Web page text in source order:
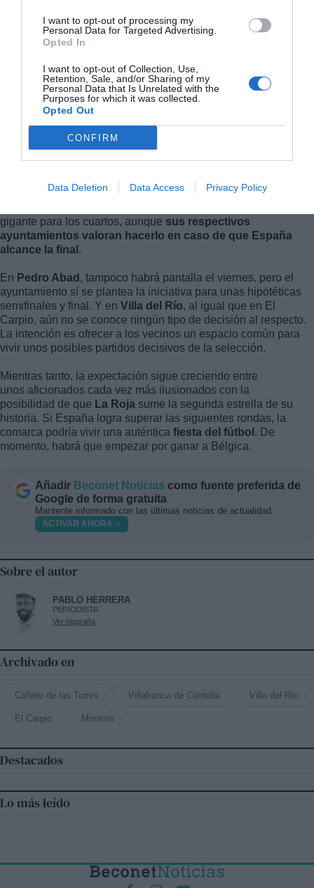
I want to opt-out of processing my
Personal Data for Targeted Advertising.
Opted In
I want to opt-out of Collection, Use,
Retention, Sale, and/or Sharing of my
Personal Data that Is Unrelated with the
Purposes for which it was collected.
Opted Out
CONFIRM
Data Deletion Data Access Privacy Policy
aún está estudiando las posibilidades de cara a este
encuentro y a los posibles siguientes. Por su parte,Bujalance
gigante para los cuartos, aunque sus respectivos
ayuntamientos valoran hacerlo en caso de que España
alcance la final .
En Pedro Abad , tampoco habrá pantalla el viernes, pero el
ayuntamiento sí se plantea la iniciativa para unas hipotéticas
semifinales y final. Y en Villa del Río, al igual que en El
Carpio, aún no se conoce ningún tipo de decisión al respecto.
La intención es ofrecer a los vecinos un espacio común para
vivir unos posibles partidos decisivos de la selección.
Mientras tanto, la expectación sigue creciendo entre
unos aficionados cada vez más ilusionados con la
posibilidad de que La Roja sume la segunda estrella de su
historia. Si España logra superar las siguientes rondas, la
comarca podría vivir una auténtica fiesta del fútbol . De
momento, habrá que empezar por ganar a Bélgica.
Añadir Beconet Noticias como fuente preferida de
Google de forma gratuita
Mantente informado con las últimas noticias de actualidad.
ACTIVAR AHORA
Sobre el autor
PABLO HERRERA
PERIODISTA
Ver biografía
Archivado en
Cañete de las Torres Villafranca de Córdoba Villa del Río
El Carpio Montoro
Destacados
Lo más leído